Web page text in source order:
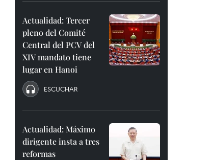
Actualidad: Tercer
pleno del Comité
Central del PCV del
XIV mandato tiene
lugar en Hanoi
ESCUCHAR
Actualidad: Máximo
dirigente insta a tres
reformas